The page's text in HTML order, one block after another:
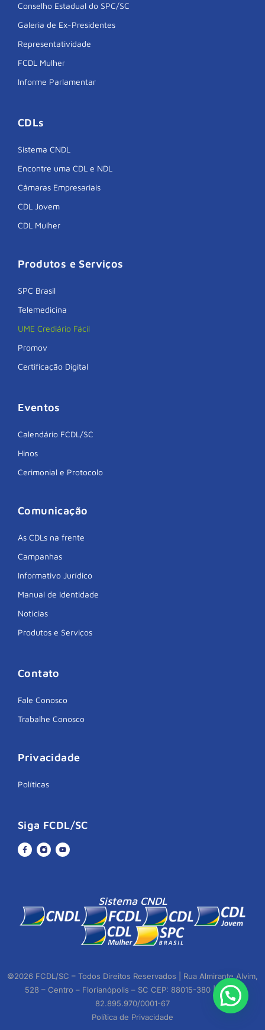
Conselho Estadual do SPC/SC
Galeria de Ex-Presidentes
Representatividade
FCDL Mulher
Informe Parlamentar
CDLs
Sistema CNDL
Encontre uma CDL e NDL
Câmaras Empresariais
CDL Jovem
CDL Mulher
Produtos e Serviços
SPC Brasil
Telemedicina
UME Crediário Fácil
Promov
Certificação Digital
Eventos
Calendário FCDL/SC
Hinos
Cerimonial e Protocolo
Comunicação
As CDLs na frente
Campanhas
Informativo Jurídico
Manual de Identidade
Notícias
Produtos e Serviços
Contato
Fale Conosco
Trabalhe Conosco
Privacidade
Políticas
Siga FCDL/SC
Sistema CNDL
©2026 FCDL/SC – Todos Direitos Reservados | Rua Almirante Alvim,
528 – Centro – Florianópolis – SC CEP: 88015-380 | CNPJ:
82.895.970/0001-67
Política de Privacidade